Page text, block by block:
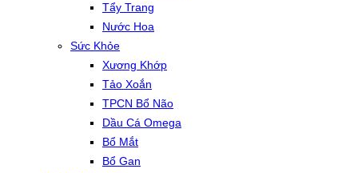
Tẩy Trang
Nước Hoa
Sức Khỏe
Xương Khớp
Tảo Xoắn
TPCN Bổ Não
Dầu Cá Omega
Bổ Mắt
Bổ Gan